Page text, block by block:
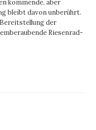
kommende, aber
bleibt davon unberührt.
der
Riesenrad-